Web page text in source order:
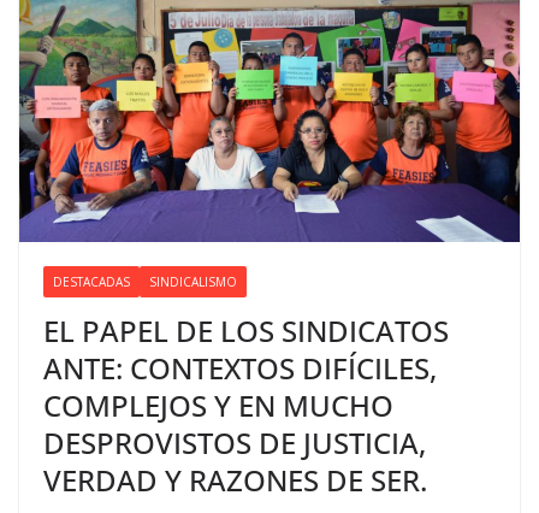
DESTACADAS SINDICALISMO
EL PAPEL DE LOS SINDICATOS
ANTE: CONTEXTOS DIFÍCILES,
COMPLEJOS Y EN MUCHO
DESPROVISTOS DE JUSTICIA,
VERDAD Y RAZONES DE SER.